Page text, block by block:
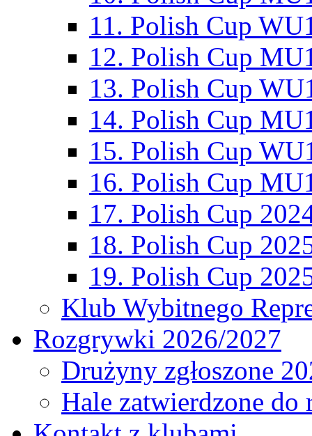
11. Polish Cup
12. Polish Cup
13. Polish Cup
14. Polish Cup
15. Polish Cup
16. Polish Cup
17. Polish Cup
18. Polish Cup
19. Polish Cup
Klub Wybitnego
Rozgrywki 2026/2027
Drużyny zgłoszone
Hale zatwierdzone